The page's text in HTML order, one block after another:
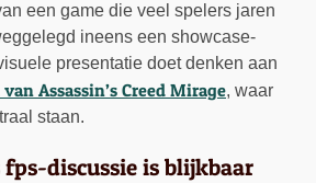
een game die veel spelers jaren
ineens een showcase-
presentatie doet denken aan
Assassin’s Creed Mirage, waar
staan.
discussie is blijkbaar